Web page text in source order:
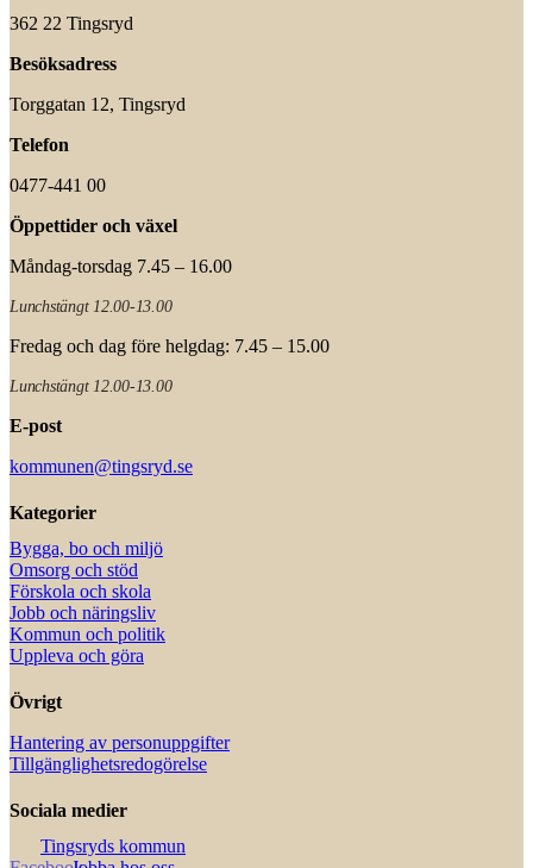
362 22 Tingsryd
Besöksadress
Torggatan 12, Tingsryd
Telefon
0477-441 00
Öppettider och växel
Måndag-torsdag 7.45 – 16.00
Lunchstängt 12.00-13.00
Fredag och dag före helgdag: 7.45 – 15.00
Lunchstängt 12.00-13.00
E-post
kommunen@tingsryd.se
Kategorier
Bygga, bo och miljö
Omsorg och stöd
Förskola och skola
Jobb och näringsliv
Kommun och politik
Uppleva och göra
Övrigt
Hantering av personuppgifter
Tillgänglighetsredogörelse
Sociala medier
Tingsryds kommun